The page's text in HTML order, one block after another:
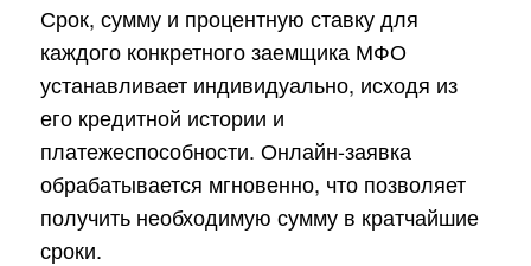
Срок, сумму и процентную ставку для
каждого конкретного заемщика МФО
устанавливает индивидуально, исходя из
его кредитной истории и
платежеспособности. Онлайн-заявка
обрабатывается мгновенно, что позволяет
получить необходимую сумму в кратчайшие
сроки.